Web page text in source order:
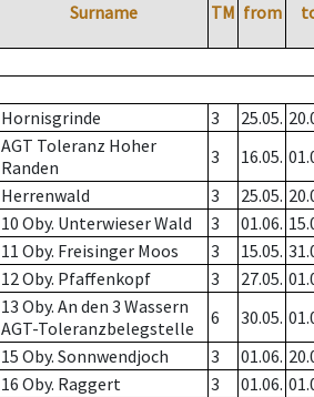
Surname TM from
Hornisgrinde 3 25.05.
AGT Toleranz Hoher
Randen
3 16.05.
Herrenwald 3 25.05.
10 Oby. Unterwieser Wald 3 01.06.
11 Oby. Freisinger Moos 3 15.05.
12 Oby. Pfaffenkopf 3 27.05.
13 Oby. An den 3 Wassern
AGT-Toleranzbelegstelle
6 30.05.
15 Oby. Sonnwendjoch 3 01.06.
16 Oby. Raggert 3 01.06.